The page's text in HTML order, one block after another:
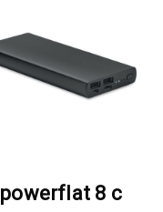
powerflat 8 c